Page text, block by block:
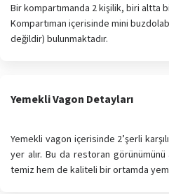
Bir kompartımanda 2 kişilik, biri altta
Kompartıman içerisinde mini
değildir) bulunmaktadır.
Yemekli Vagon Detayları
Yemekli vagon içerisinde 2’şerli
yer alır. Bu da restoran görünümünü
temiz hem de kaliteli bir ortamda